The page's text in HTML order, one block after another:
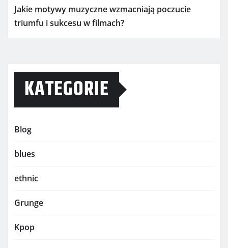
Jakie motywy muzyczne wzmacniają poczucie
triumfu i sukcesu w filmach?
KATEGORIE
Blog
blues
ethnic
Grunge
Kpop